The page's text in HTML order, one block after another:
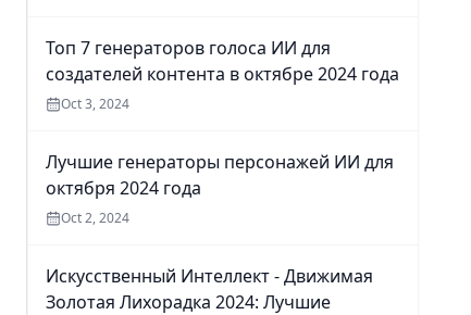
Топ 7 генераторов голоса ИИ для
создателей контента в октябре 2024 года
Oct 3, 2024
Лучшие генераторы персонажей ИИ для
октября 2024 года
Oct 2, 2024
Искусственный Интеллект - Движимая
Золотая Лихорадка 2024: Лучшие